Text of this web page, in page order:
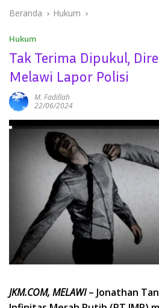
Beranda Hukum
Hukum
Tak Terima Dipukul,
Melawi Lapor Polisi
M. Fadillah
22/06/2024
JKM.COM, MELAWI– Jonathan